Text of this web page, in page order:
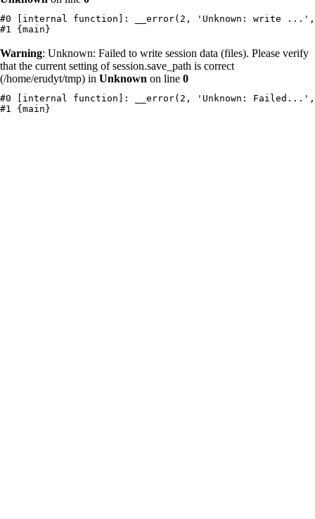
#0 [internal function]: __error(2, 'Unknown: write ...',
Warning: Unknown: Failed to write session data (files). Please verify
that the current setting of session.save_path is correct
(/home/erudyt/tmp) in Unknown on line 0
#0 [internal function]: __error(2, 'Unknown: Failed...',